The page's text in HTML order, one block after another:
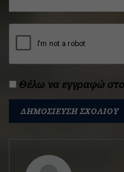
Θέλω να εγγραφώ